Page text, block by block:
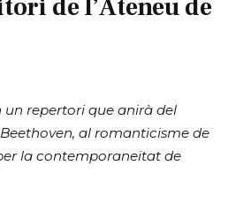
de l’Ateneu de
un repertori que anirà del
al romanticisme de
la contemporaneïtat de